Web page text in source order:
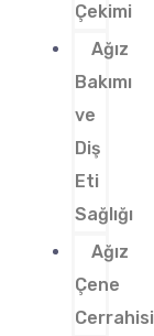
Çekimi
Ağız
Bakımı
ve
Diş
Eti
Sağlığı
Ağız
Çene
Cerrahisi